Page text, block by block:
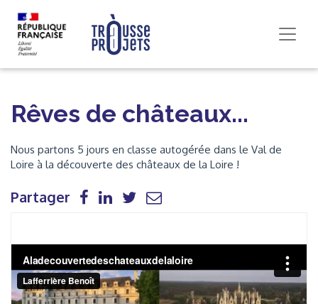
Rêves de châteaux...
Nous partons 5 jours en classe autogérée dans le Val de
Loire à la découverte des châteaux de la Loire !
Partager